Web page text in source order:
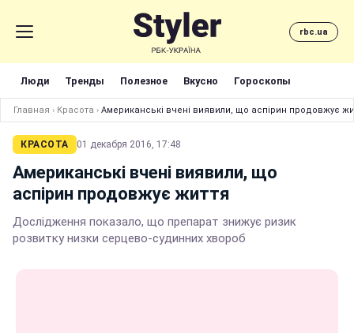
rbc.ua
Люди Тренды Полезное Вкусно Гороскопы
Главная › Красота › Американські вчені виявили, що аспірин продовжує
КРАСОТА 01 декабря 2016, 17:48
Американські вчені виявили, що
аспірин продовжує життя
Дослідження показало, що препарат знижує ризик
розвитку низки серцево-судинних хвороб